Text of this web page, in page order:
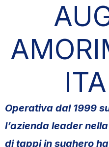
Operativa dal 1999
l’azienda leader
di tappi in sughero